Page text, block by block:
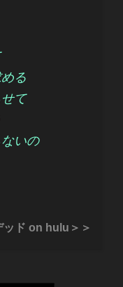
る
て
いの
ッド on hulu＞＞